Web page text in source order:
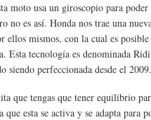
moto usa un giroscopio para
no es así. Honda nos trae una
ellos mismos, con la cual es
Esta tecnología es denominada
siendo perfeccionada desde el 2009.
que tengas que tener equilibrio
esta se activa y se adapta para